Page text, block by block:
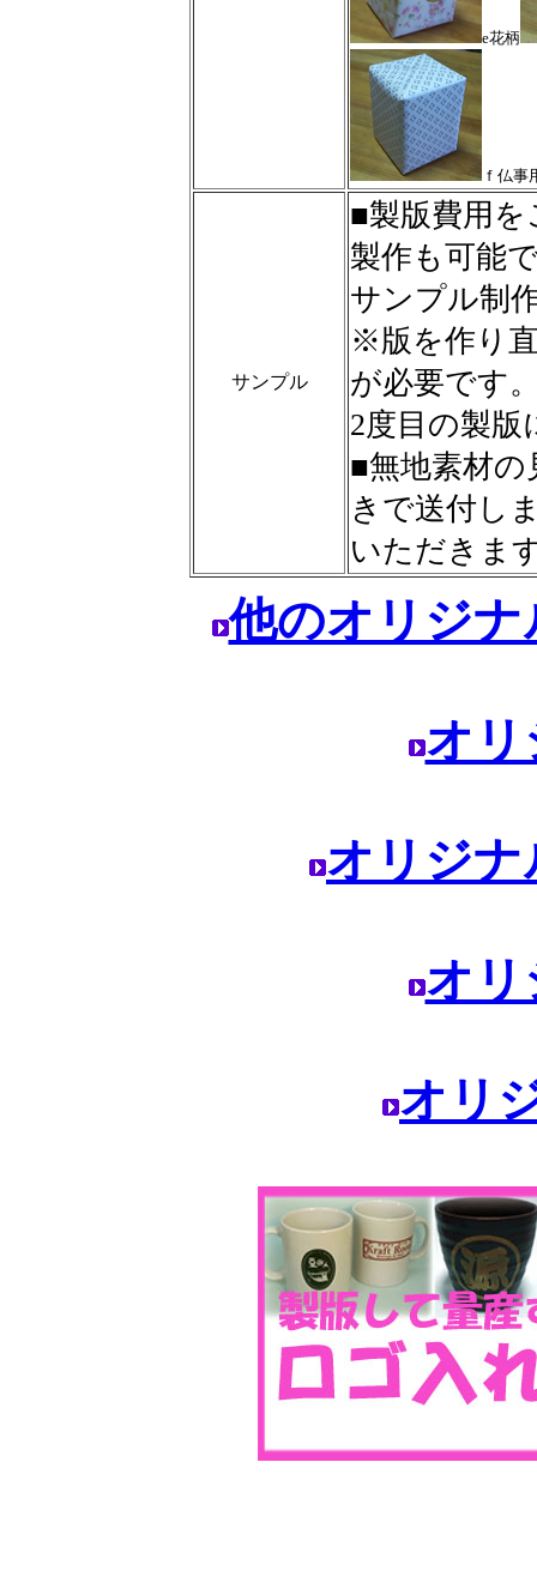
e花柄
ｆ仏事
サンプル
■製版費用
製作も可能
サンプル制
※版を作り
が必要です
2度目の製版
■無地素材の
きで送付し
いただきま
他のオリジ
オリ
オリジ
オリ
オリ